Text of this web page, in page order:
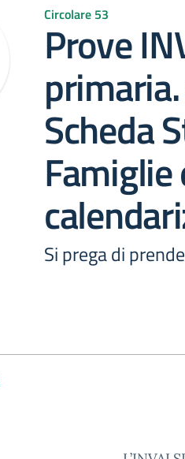
Circolare 53
Prove
Scheda
Famiglie
Si prega di